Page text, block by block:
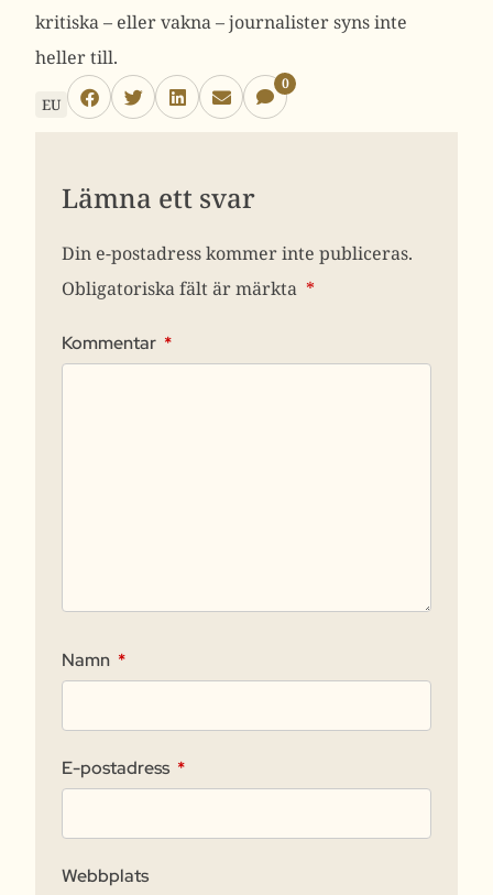
kritiska – eller vakna – journalister syns inte
heller till.
EU
0
Lämna ett svar
Din e-postadress kommer inte publiceras.
Obligatoriska fält är märkta *
Kommentar *
Namn *
E-postadress *
Webbplats